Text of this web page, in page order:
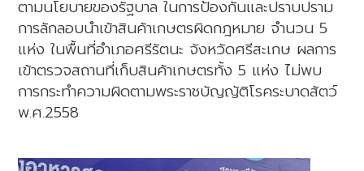
ตามนโยบายของรัฐบาล ในการป้องกันและปราบปราม
การลักลอบนำเข้าสินค้าเกษตรผิดกฎหมาย จำนวน 5
แห่ง ในพื้นที่อำเภอศรีรัตนะ จังหวัดศรีสะเกษ ผลการ
เข้าตรวจสถานที่เก็บสินค้าเกษตรทั้ง 5 แห่ง ไม่พบ
การกระทำความผิดตามพระราชบัญญัติโรคระบาดสัตว์
พ.ศ.2558